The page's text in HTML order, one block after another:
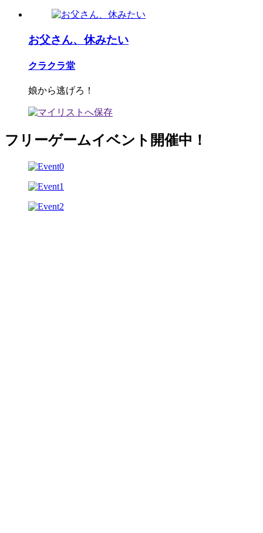
お父さん、休みたい
クラクラ堂
娘から逃げろ！
フリーゲームイベント開催中！